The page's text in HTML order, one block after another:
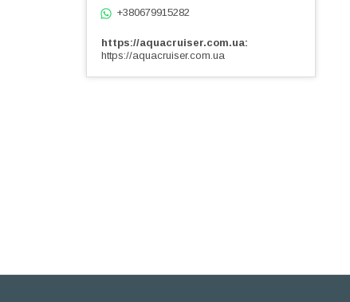
+380679915282
https://aquacruiser.com.ua
https://aquacruiser.com.ua